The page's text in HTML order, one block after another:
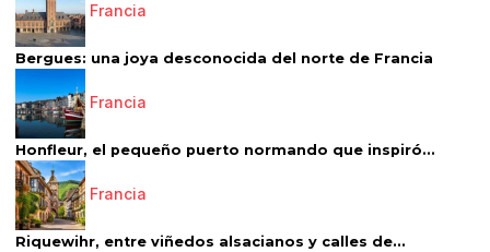
Francia
Bergues: una joya desconocida del norte de Francia
Francia
Honfleur, el pequeño puerto normando que inspiró...
Francia
Riquewihr, entre viñedos alsacianos y calles de...